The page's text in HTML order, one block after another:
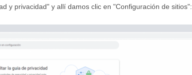
y privacidad" y allí damos clic en "Configuración de sitios":